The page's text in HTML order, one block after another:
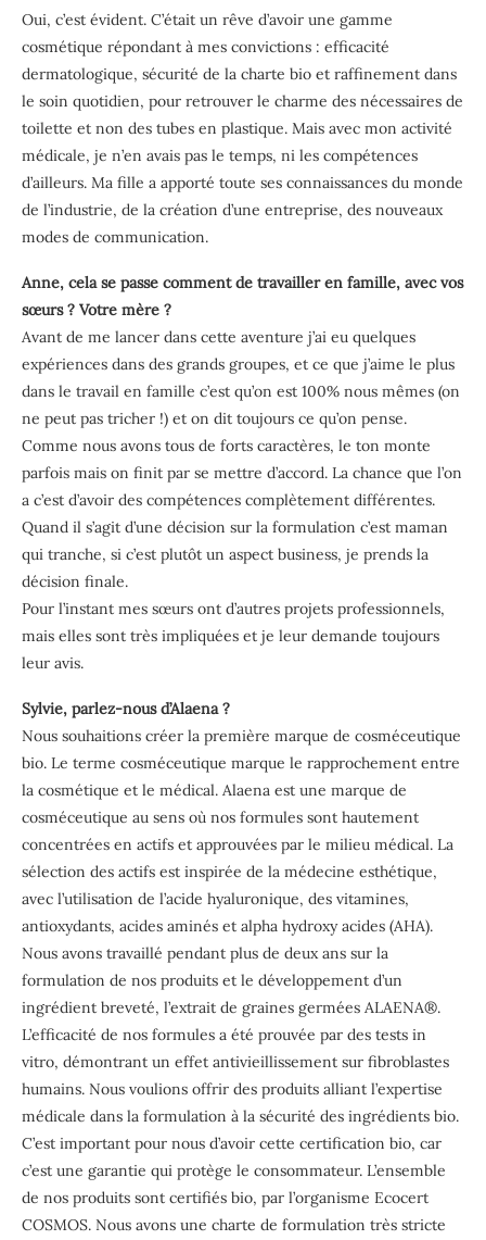
Oui, c’est évident. C’était un rêve d’avoir une gamme
cosmétique répondant à mes convictions : efficacité
dermatologique, sécurité de la charte bio et raffinement dans
le soin quotidien, pour retrouver le charme des nécessaires de
toilette et non des tubes en plastique. Mais avec mon activité
médicale, je n’en avais pas le temps, ni les compétences
d’ailleurs. Ma fille a apporté toute ses connaissances du monde
de l’industrie, de la création d’une entreprise, des nouveaux
modes de communication.
Anne, cela se passe comment de travailler en famille, avec vos
sœurs ? Votre mère ?
Avant de me lancer dans cette aventure j’ai eu quelques
expériences dans des grands groupes, et ce que j’aime le plus
dans le travail en famille c’est qu’on est 100% nous mêmes (on
ne peut pas tricher !) et on dit toujours ce qu’on pense.
Comme nous avons tous de forts caractères, le ton monte
parfois mais on finit par se mettre d’accord. La chance que l’on
a c’est d’avoir des compétences complètement différentes.
Quand il s’agit d’une décision sur la formulation c’est maman
qui tranche, si c’est plutôt un aspect business, je prends la
décision finale.
Pour l’instant mes sœurs ont d’autres projets professionnels,
mais elles sont très impliquées et je leur demande toujours
leur avis.
Sylvie, parlez-nous d’Alaena ?
Nous souhaitions créer la première marque de cosméceutique
bio. Le terme cosméceutique marque le rapprochement entre
la cosmétique et le médical. Alaena est une marque de
cosméceutique au sens où nos formules sont hautement
concentrées en actifs et approuvées par le milieu médical. La
sélection des actifs est inspirée de la médecine esthétique,
avec l’utilisation de l’acide hyaluronique, des vitamines,
antioxydants, acides aminés et alpha hydroxy acides (AHA).
Nous avons travaillé pendant plus de deux ans sur la
formulation de nos produits et le développement d’un
ingrédient breveté, l’extrait de graines germées ALAENA®.
L’efficacité de nos formules a été prouvée par des tests in
vitro, démontrant un effet antivieillissement sur fibroblastes
humains. Nous voulions offrir des produits alliant l’expertise
médicale dans la formulation à la sécurité des ingrédients bio.
C’est important pour nous d’avoir cette certification bio, car
c’est une garantie qui protège le consommateur. L’ensemble
de nos produits sont certifiés bio, par l’organisme Ecocert
COSMOS. Nous avons une charte de formulation très stricte